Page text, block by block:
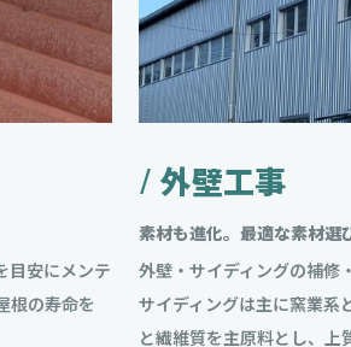
目安にメンテ
根の寿命を
/ 外壁工事
素材も進化。最適な素材選
外壁・サイディングの補修
サイディングは主に窯業系
と繊維質を主原料とし、上